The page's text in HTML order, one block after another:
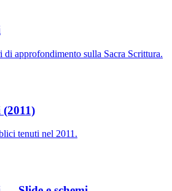
di approfondimento sulla Sacra Scrittura.
tenuti nel 2011.